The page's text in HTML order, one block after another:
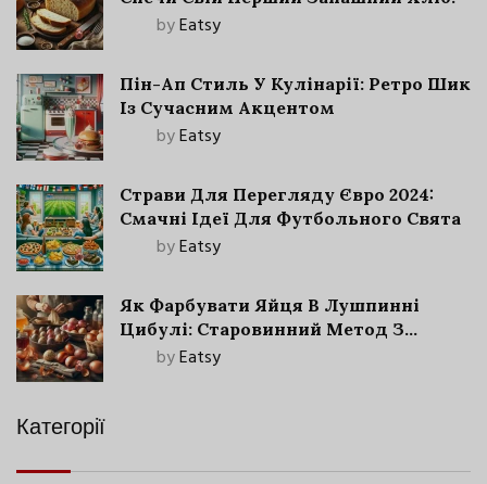
byEatsy
Пін-Ап Стиль У Кулінарії: Ретро Шик
Із Сучасним Акцентом
byEatsy
Страви Для Перегляду Євро 2024:
Смачні Ідеї Для Футбольного Свята
byEatsy
Як Фарбувати Яйця В Лушпинні
Цибулі: Старовинний Метод З
Сучасними Нюансами
byEatsy
Категорії